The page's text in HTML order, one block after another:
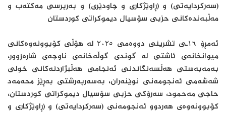
(سەرکردایەتی) و (ڕاوێژکاری و چاودێری) و بەرپرسی مەکتەب و
مەڵبەندەکانی حزبی سۆسیال دیموکراتی کوردستان
ئەمڕۆ ۱٦ـی تشرینی دووەمی ۲٠۲٥ لە هۆڵی کۆبوونەوەکانی
میوانخانەی ئاشتی لە گوندی گوڵەخانەی ناوچەی شارەزوور،
بەمەبەستی هەڵسەنگاندنی ئەنجامی هەڵبژاردنەکانی خولی
شەشەمی ئەنجومەنی نوێنەران، بەسەرپەرشتی بەڕێز محەمەد
حاجی مەحمود، سەرۆکی حزبی سۆسیال دیموکراتی کوردستان،
کۆبوونەوەی هەردوو ئەنجومەنی (سەرکردایەتی) و (ڕاوێژکاری و